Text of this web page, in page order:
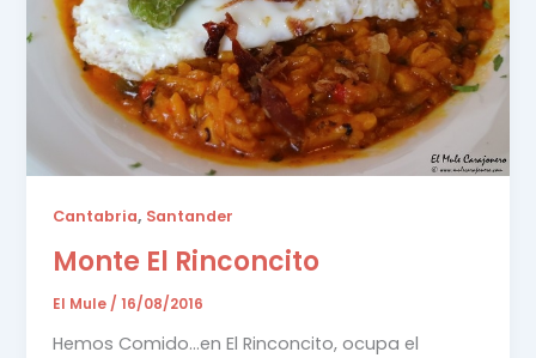
Cantabria, Santander
Monte El Rinconcito
El Mule/16/08/2016
Hemos Comido…en El Rinconcito, ocupa el